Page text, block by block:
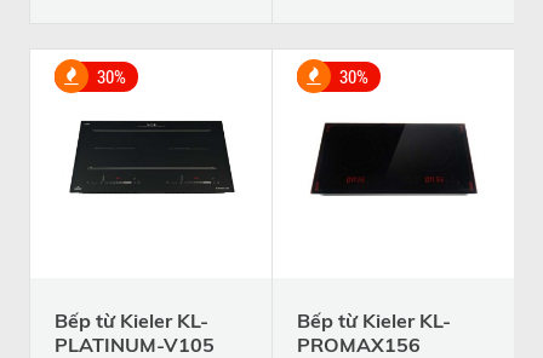
30%
Bếp từ Kieler KL-
PLATINUM-V105
30%
Bếp từ Kieler KL-
PROMAX156